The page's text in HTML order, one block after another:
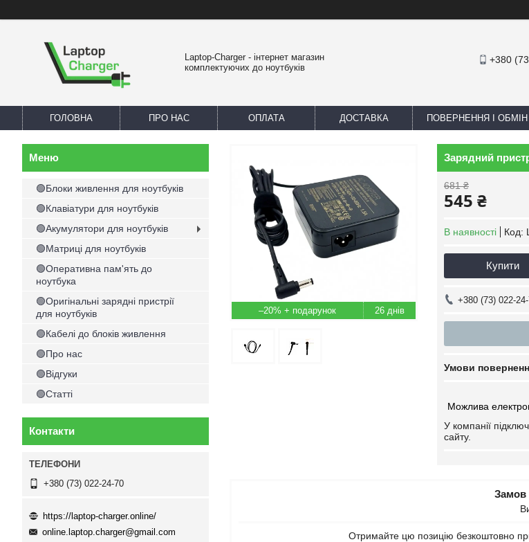
Laptop-Charger - інтернет магазин
комплектуючих до ноутбуків
+380
ГОЛОВНА ПРО НАС ОПЛАТА ДОСТАВКА ПОВЕРНЕННЯ І ОБМІН
–20% 26 днів
Зарядний
681 ₴
545 ₴
В наявності Код:
Купити
+380 (73) 022-
У компанії
сайту.
Замов
Отримайте цю позицію безкоштовно
🟢Блоки живлення для ноутбуків
🟢Клавіатури для ноутбуків
🟢Акумулятори для ноутбуків
🟢Матриці для ноутбуків
🟢Оперативна пам'ять до
ноутбука
🟢Оригінальні зарядні пристрії
для ноутбуків
🟢Кабелі до блоків живлення
🟢Про нас
🟢Відгуки
🟢Статті
Контакти
+380 (73) 022-24-70
https://laptop-charger.online/
online.laptop.charger@gmail.com